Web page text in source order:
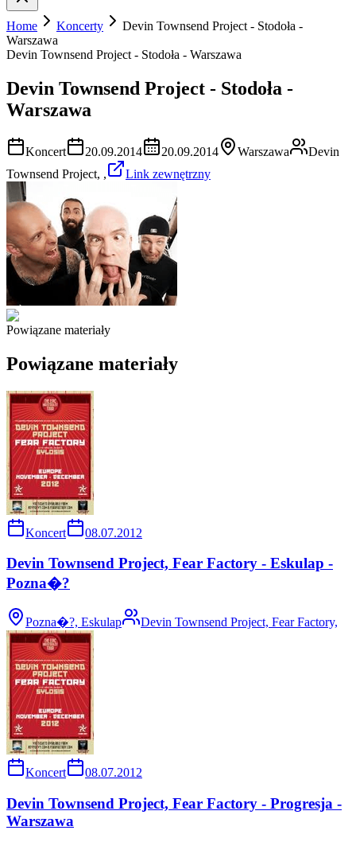
Home Koncerty
Devin Townsend Project - Stodoła -
Warszawa
Devin Townsend Project - Stodoła - Warszawa
Devin Townsend Project - Stodoła -
Warszawa
Koncert 20.09.2014 20.09.2014 Warszawa
Devin
Townsend Project, ,
Link zewnętrzny
Powiązane materiały
Powiązane materiały
Koncert 08.07.2012
Devin Townsend Project, Fear Factory - Eskulap -
Pozna�?
Pozna�?, Eskulap Devin Townsend Project, Fear Factory,
Koncert 08.07.2012
Devin Townsend Project, Fear Factory - Progresja -
Warszawa